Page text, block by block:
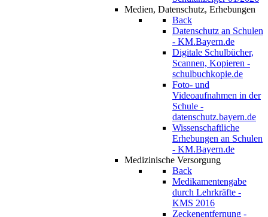
Medien, Datenschutz, Erhebungen
Back
Datenschutz an Schulen
- KM.Bayern.de
Digitale Schulbücher,
Scannen, Kopieren -
schulbuchkopie.de
Foto- und
Videoaufnahmen in der
Schule -
datenschutz.bayern.de
Wissenschaftliche
Erhebungen an Schulen
- KM.Bayern.de
Medizinische Versorgung
Back
Medikamentengabe
durch Lehrkräfte -
KMS 2016
Zeckenentfernung -